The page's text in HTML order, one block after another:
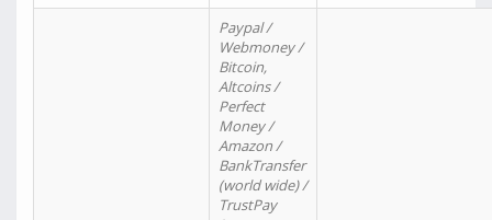
Paypal /
Webmoney /
Bitcoin,
Altcoins /
Perfect
Money /
Amazon /
BankTransfer
(world wide) /
TrustPay